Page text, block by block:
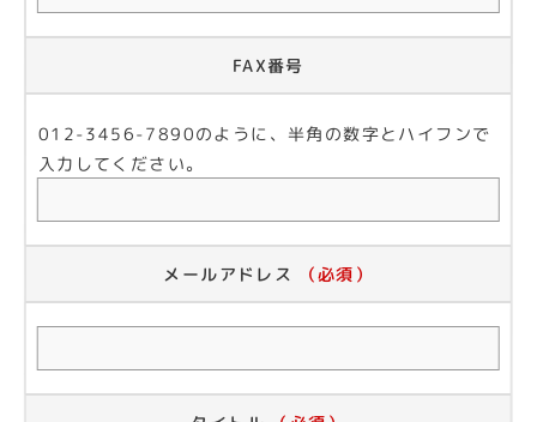
FAX番号
012-3456-7890のように、半角の数字とハイフンで
入力してください。
メールアドレス （必須）